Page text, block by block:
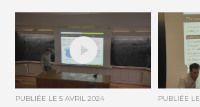
PUBLIÉE LE5 AVRIL 2024 PUBLIÉE LE